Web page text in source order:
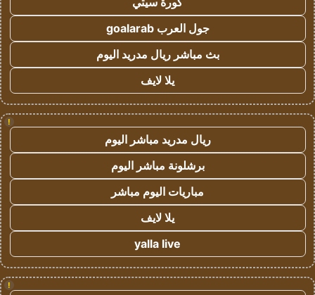
جول العرب goalarab
بث مباشر ريال مدريد اليوم
يلا لايف
!
ريال مدريد مباشر اليوم
برشلونة مباشر اليوم
مباريات اليوم مباشر
يلا لايف
yalla live
!